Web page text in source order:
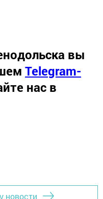
вы
Telegram-
нас в
новости